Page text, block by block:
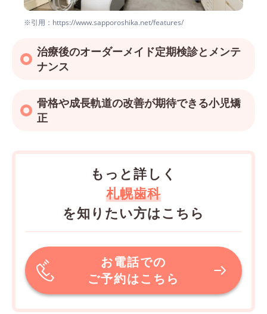
※引用：https://www.sapporoshika.net/features/
治療後のオーダーメイド定期検診とメンテ
ナンス
骨格や成長軌道の改善が期待できる小児矯
正
もっと詳しく
札幌歯科
を知りたい方はこちら
お電話での
ご予約はこちら